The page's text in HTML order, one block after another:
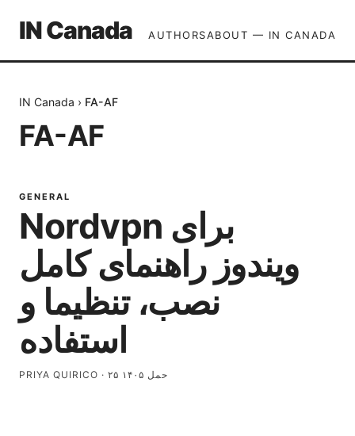
IN Canada AUTHORSABOUT — IN CANADA
IN Canada › FA-AF
FA-AF
GENERAL
Nordvpn برای
ویندوز راهنمای کامل
نصب، تنظیما و
استفاده
PRIYA QUIRICO · ۲۵ حمل ۱۴۰۵